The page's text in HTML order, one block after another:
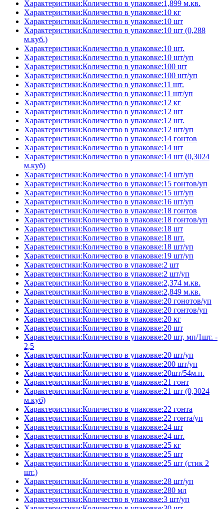
Характеристики:Количество в упаковке:1,899 м.кв.
Характеристики:Количество в упаковке:10 кг
Характеристики:Количество в упаковке:10 шт
Характеристики:Количество в упаковке:10 шт (0,288
м.куб.)
Характеристики:Количество в упаковке:10 шт.
Характеристики:Количество в упаковке:10 шт/уп
Характеристики:Количество в упаковке:100 шт
Характеристики:Количество в упаковке:100 шт/уп
Характеристики:Количество в упаковке:11 шт.
Характеристики:Количество в упаковке:11 шт/уп
Характеристики:Количество в упаковке:12 кг
Характеристики:Количество в упаковке:12 шт
Характеристики:Количество в упаковке:12 шт.
Характеристики:Количество в упаковке:12 шт/уп
Характеристики:Количество в упаковке:14 гонтов
Характеристики:Количество в упаковке:14 шт
Характеристики:Количество в упаковке:14 шт (0,3024
м.куб)
Характеристики:Количество в упаковке:14 шт/уп
Характеристики:Количество в упаковке:15 гонтов/уп
Характеристики:Количество в упаковке:15 шт/уп
Характеристики:Количество в упаковке:16 шт/уп
Характеристики:Количество в упаковке:18 гонтов
Характеристики:Количество в упаковке:18 гонтов/уп
Характеристики:Количество в упаковке:18 шт
Характеристики:Количество в упаковке:18 шт.
Характеристики:Количество в упаковке:18 шт/уп
Характеристики:Количество в упаковке:19 шт/уп
Характеристики:Количество в упаковке:2 шт
Характеристики:Количество в упаковке:2 шт/уп
Характеристики:Количество в упаковке:2,374 м.кв.
Характеристики:Количество в упаковке:2,849 м.кв.
Характеристики:Количество в упаковке:20 гонотов/уп
Характеристики:Количество в упаковке:20 гонтов/уп
Характеристики:Количество в упаковке:20 кг
Характеристики:Количество в упаковке:20 шт
Характеристики:Количество в упаковке:20 шт, мп/1шт. -
2,5
Характеристики:Количество в упаковке:20 шт/уп
Характеристики:Количество в упаковке:200 шт/уп
Характеристики:Количество в упаковке:20шт/54м.п.
Характеристики:Количество в упаковке:21 гонт
Характеристики:Количество в упаковке:21 шт (0,3024
м.куб)
Характеристики:Количество в упаковке:22 гонта
Характеристики:Количество в упаковке:22 гонта/уп
Характеристики:Количество в упаковке:24 шт
Характеристики:Количество в упаковке:24 шт.
Характеристики:Количество в упаковке:25 кг
Характеристики:Количество в упаковке:25 шт
Характеристики:Количество в упаковке:25 шт (стик 2
шт.)
Характеристики:Количество в упаковке:28 шт/уп
Характеристики:Количество в упаковке:280 мл
Характеристики:Количество в упаковке:3 шт/уп